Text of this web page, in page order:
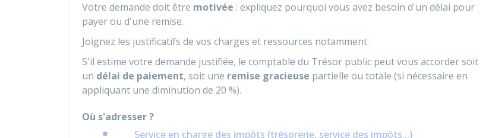
Votre demande doit être motivée : expliquez pourquoi vous avez besoin d'un délai pour
payer ou d'une remise.
Joignez les justificatifs de vos charges et ressources notamment.
S'il estime votre demande justifiée, le comptable du Trésor public peut vous accorder soit
un délai de paiement, soit une remise gracieuse partielle ou totale (si nécessaire en
appliquant une diminution de 20 %).
Où s'adresser ?
Service en charge des impôts (trésorerie, service des impôts...)